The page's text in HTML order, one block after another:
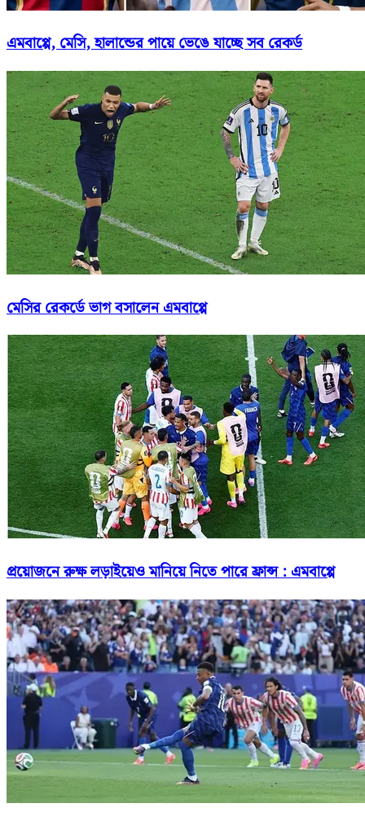
এমবাপ্পে, মেসি, হালান্ডের পায়ে ভেঙে যাচ্ছে সব রেকর্ড
মেসির রেকর্ডে ভাগ বসালেন এমবাপ্পে
প্রয়োজনে রুক্ষ লড়াইয়েও মানিয়ে নিতে পারে ফ্রান্স : এমবাপ্পে